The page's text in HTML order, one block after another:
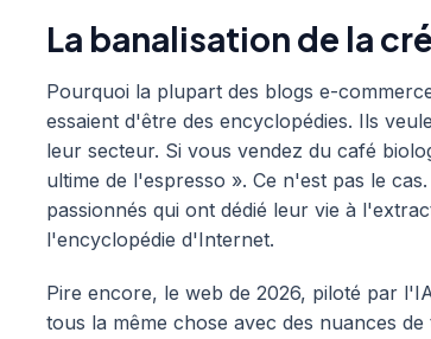
La banalisation de la
Pourquoi la plupart des blogs e-
essaient d'être des encyclopédies. Ils
leur secteur. Si vous vendez du café
ultime de l'espresso ». Ce n'est pas le
passionnés qui ont dédié leur vie à
l'encyclopédie d'Internet.
Pire encore, le web de 2026, piloté par
tous la même chose avec des nuances